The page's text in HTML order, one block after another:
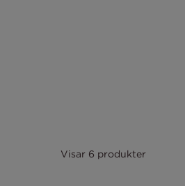
Visar 6 produkter